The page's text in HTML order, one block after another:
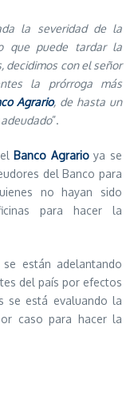
la severidad de la
que puede tardar la
decidimos con el señor
la prórroga más
Agrario, de hasta un
”.
Banco Agrarioya se
del Banco para
no hayan sido
para hacer la
están adelantando
del país por efectos
se está evaluando la
caso para hacer la